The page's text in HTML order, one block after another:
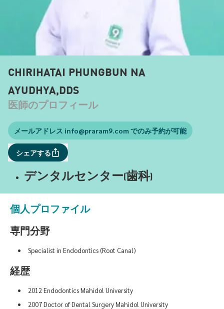
CHIRIHATAI PHUNGBUN NA
AYUDHYA,DDS
医師のプロフィール
メールアドレス info@praram9.comでのみ予約が可能
シェアする
デンタルセンター(歯科)
個人プロファイル
専門分野
Specialist in Endodontics (Root Canal)
経歴
2012 Endodontics Mahidol University
2007 Doctor of Dental Surgery Mahidol University